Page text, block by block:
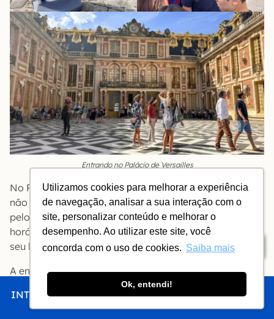
Utilizamos cookies para melhorar a experiência
de navegação, analisar a sua interação com o
site, personalizar conteúdo e melhorar o
desempenho. Ao utilizar este site, você
concorda com o uso de cookies. Saiba mais
Ok, entendi!
INTRO CHEGAR FICAR COMER FAZER
Índice
Entrando no Palácio de Versailles
No Palácio de Versailles o ingresso com hora marcada
não dispensa você da fila: todo mundo tem que passar
pelo detector de metais. Chegue meia hora antes do
horário marcado no seu ingresso e procure a fila do
seu horário.
A entrada é pelo Pavilhão Dufour, à esquerda do
portão principal. A partir dali todos os visitantes
seguem na mesma direção.